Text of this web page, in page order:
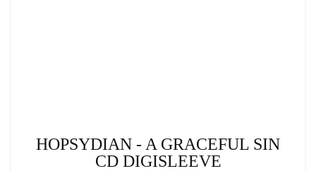
HOPSYDIAN - A GRACEFUL SIN
CD DIGISLEEVE